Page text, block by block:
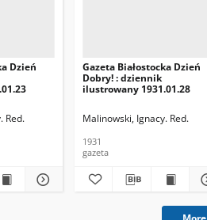
Dzień
Red.
Gazeta Białostocka Dzień
Dobry! : dziennik
ilustrowany 1931.01.28
Malinowski, Ignacy. Red.
1931
gazeta